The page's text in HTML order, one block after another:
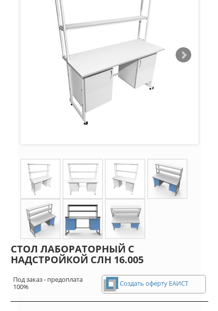
СТОЛ ЛАБОРАТОРНЫЙ С
НАДСТРОЙКОЙ СЛН 16.005
Под заказ - предоплата
100%
Создать оферту ЕАИСТ